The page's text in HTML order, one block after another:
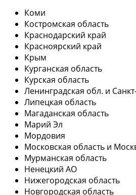
Коми
Костромская область
Краснодарский край
Красноярский край
Крым
Курганская область
Курская область
Ленинградская обл. и
Липецкая область
Магаданская область
Марий Эл
Мордовия
Московская область и
Мурманская область
Ненецкий АО
Нижегородская область
Новгородская область